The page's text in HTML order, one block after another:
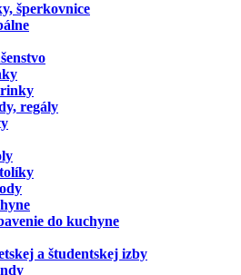
šperkovnice
regály
do kuchyne
a študentskej izby